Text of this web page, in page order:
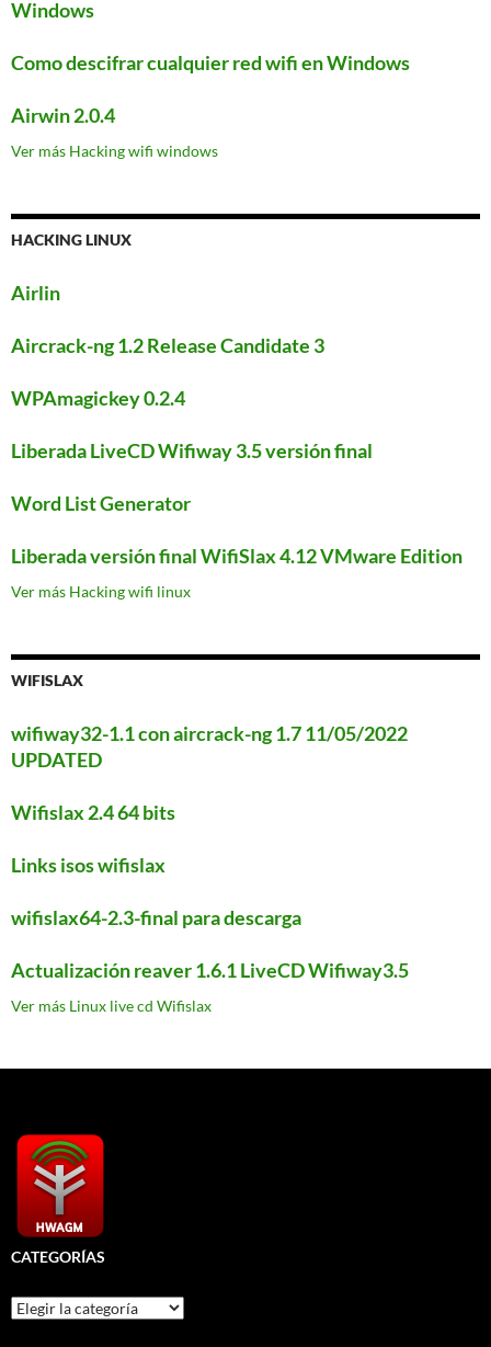
Windows
Como descifrar cualquier red wifi en Windows
Airwin 2.0.4
Ver más Hacking wifi windows
HACKING LINUX
Airlin
Aircrack-ng 1.2 Release Candidate 3
WPAmagickey 0.2.4
Liberada LiveCD Wifiway 3.5 versión final
Word List Generator
Liberada versión final WifiSlax 4.12 VMware Edition
Ver más Hacking wifi linux
WIFISLAX
wifiway32-1.1 con aircrack-ng 1.7 11/05/2022
UPDATED
Wifislax 2.4 64 bits
Links isos wifislax
wifislax64-2.3-final para descarga
Actualización reaver 1.6.1 LiveCD Wifiway3.5
Ver más Linux live cd Wifislax
CATEGORÍAS
Categorías